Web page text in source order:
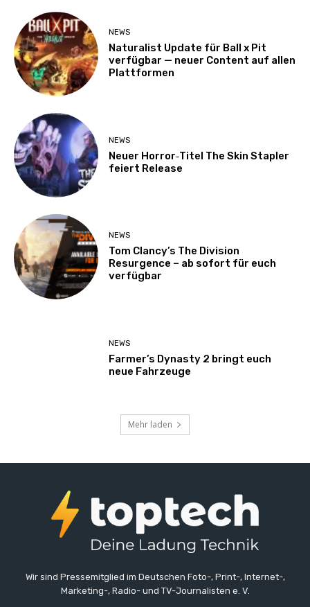
NEWS
Naturalist Update für Ball x Pit
verfügbar — neuer Content auf allen
Plattformen
NEWS
Neuer Horror‑Titel The Skin Stapler
feiert Release
NEWS
Tom Clancy’s The Division
Resurgence – ab sofort für euch
verfügbar
NEWS
Farmer’s Dynasty 2 bringt euch
neue Fahrzeuge
Mehr laden
Wir sind Pressemitglied im Deutschen Foto-, Print-, Internet-,
Marketing-, Radio- und TV-Journalisten e. V.